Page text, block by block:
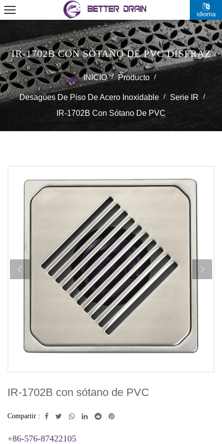
idioma
IR-1702B CON SÓTANO DE PVC DISFRAZ
INICIO / Producto /
Desagües De Piso De Acero Inoxidable / Serie IR /
IR-1702B Con Sótano De PVC
IR-1702B con sótano de PVC
Compartir :
+86-576-87422105